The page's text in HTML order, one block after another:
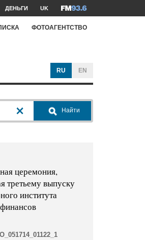
ДЕНЬГИ UK
ФОТОАГЕНТСТВО
RU EN
Найти
церемония,
третьему выпуску
института